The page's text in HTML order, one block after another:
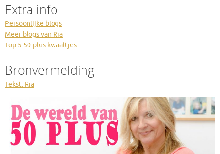
Extra info
Persoonlijke blogs
Meer blogs van Ria
Top 5 50-plus kwaaltjes
Bronvermelding
Tekst: Ria